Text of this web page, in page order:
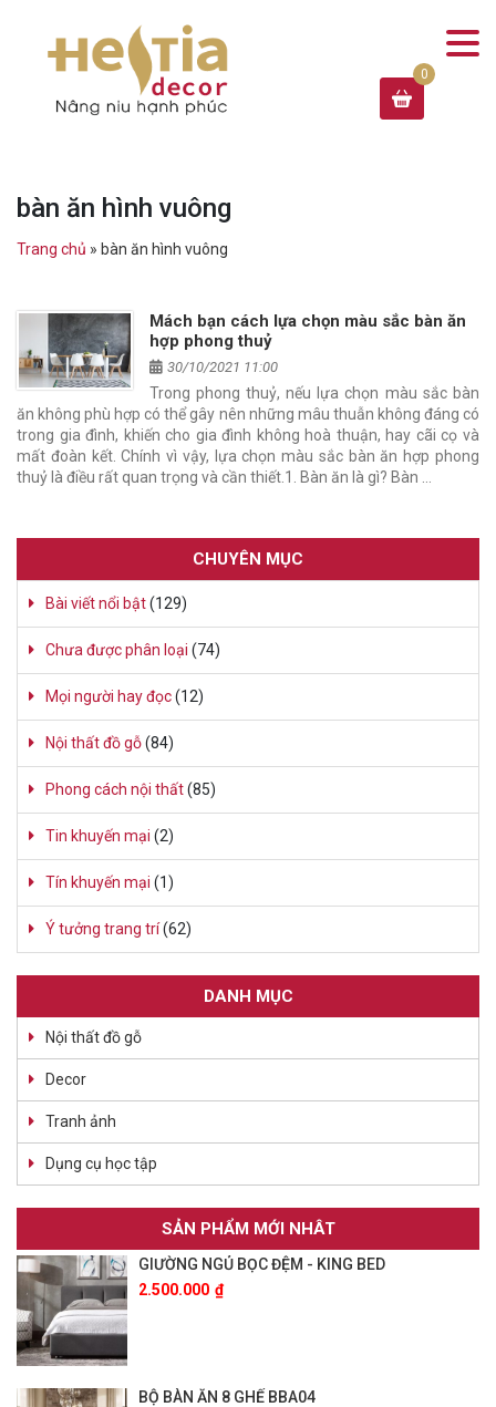
bàn ăn hình vuông
Trang chủ » bàn ăn hình vuông
Mách bạn cách lựa chọn màu sắc bàn ăn
hợp phong thuỷ
30/10/2021 11:00
Trong phong thuỷ, nếu lựa chọn màu sắc bàn
ăn không phù hợp có thể gây nên những mâu thuẫn không đáng có
trong gia đình, khiến cho gia đình không hoà thuận, hay cãi cọ và
mất đoàn kết. Chính vì vậy, lựa chọn màu sắc bàn ăn hợp phong
thuỷ là điều rất quan trọng và cần thiết.1. Bàn ăn là gì? Bàn …
CHUYÊN MỤC
Bài viết nổi bật(129)
Chưa được phân loại (74)
Mọi người hay đọc(12)
Nội thất đồ gỗ(84)
Phong cách nội thất(85)
Tin khuyến mại (2)
Tín khuyến mại (1)
Ý tưởng trang trí(62)
DANH MỤC
Nội thất đồ gỗ
Decor
Tranh ảnh
Dụng cụ học tập
SẢN PHẨM MỚI NHÂT
GIƯỜNG NGỦ BỌC ĐỆM - KING BED
2.500.000 ₫
BỘ BÀN ĂN 8 GHẾ BBA04